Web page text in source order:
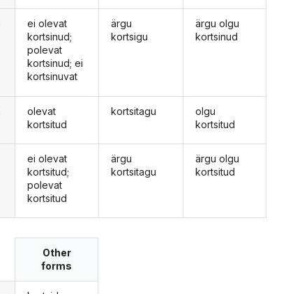
ei olevat
kortsinud;
polevat
kortsinud; ei
kortsinuvat
olevat
kortsitud
ei olevat
kortsitud;
polevat
kortsitud
ärgu
kortsigu
kortsitagu
ärgu
kortsitagu
ärgu olgu
kortsinud
olgu
kortsitud
ärgu olgu
kortsitud
Other
forms